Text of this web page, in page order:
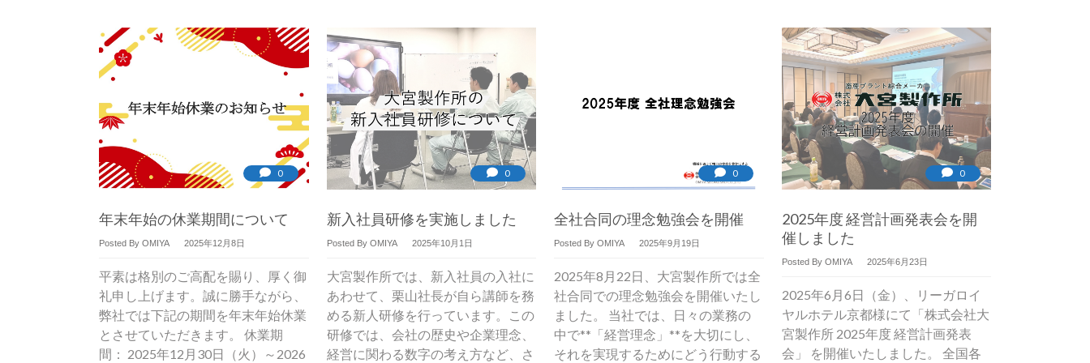
0
年末年始の休業期間について
Posted By OMIYA 2025年12月8日
平素は格別のご高配を賜り、厚く御
礼申し上げます。誠に勝手ながら、
弊社では下記の期間を年末年始休業
とさせていただきます。 休業期
間： 2025年12月30日（火）～2026
0
新入社員研修を実施しました
Posted By OMIYA 2025年10月1日
大宮製作所では、新入社員の入社に
あわせて、栗山社長が自ら講師を務
める新人研修を行っています。この
研修では、会社の歴史や企業理念、
経営に関わる数字の考え方など、さ
0
全社合同の理念勉強会を開催
Posted By OMIYA 2025年9月19日
2025年8月22日、大宮製作所では全
社合同での理念勉強会を開催いたし
ました。 当社では、日々の業務の
中で**「経営理念」**を大切にし、
それを実現するためにどう行動する
0
2025年度 経営計画発表会を開
催しました
Posted By OMIYA 2025年6月23日
2025年6月6日（金）、リーガロイ
ヤルホテル京都様にて「株式会社大
宮製作所 2025年度 経営計画発表
会」 を開催いたしました。 全国各